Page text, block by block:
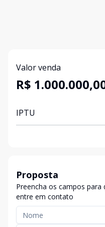
Valor venda
R$
IPTU
Proposta
Preencha os campos para
entre em contato